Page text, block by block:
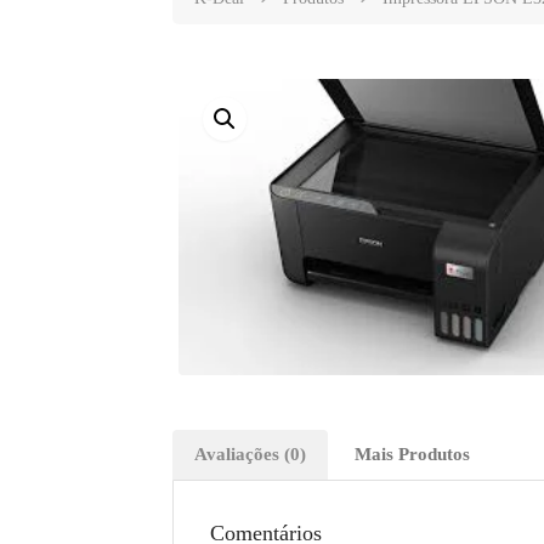
Avaliações (0) Mais Produtos
Comentários